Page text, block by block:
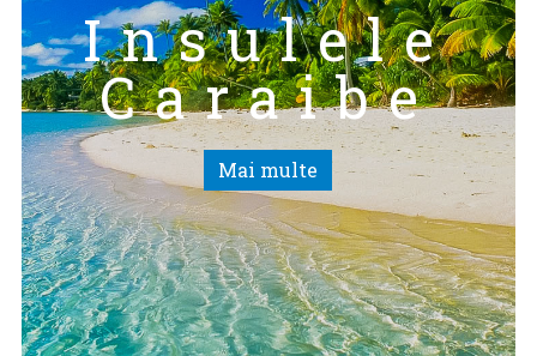
Insulele
Caraibe
Mai multe